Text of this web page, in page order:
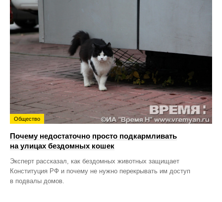
Общество
Почему недостаточно просто подкармливать
на улицах бездомных кошек
Эксперт рассказал, как бездомных животных защищает
Конституция РФ и почему не нужно перекрывать им доступ
в подвалы домов.